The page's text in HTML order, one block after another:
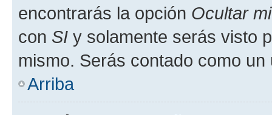
encontrarás la opción Ocultar
con SI y solamente serás visto
mismo. Serás contado como un
Arriba